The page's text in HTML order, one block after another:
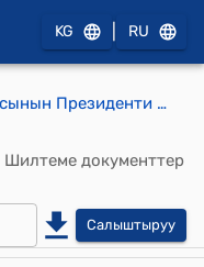
KG RU
Кыргыз Республикасынын Президенти 2006-жылдын 27-апрелиндеги № 189 «Кыргыз Республикасынын Куралдуу Күчтөрүндөгү кадр ишинин айрым маселелери жөнүндө» Кыргыз Республикасынын Президентинин 2000-жылдын 8-октябрындагы Указына толуктоо киргизүү тууралу" жарлыгы
Шилтеме документтер
Салыштыруу